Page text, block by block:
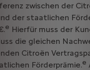
zwischen der
der staatlichen
e Hierfür muss der
die gleichen
Citroën
Förderprämie.e